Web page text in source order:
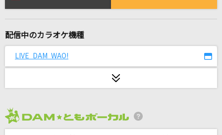
Butter-Fly
オラはにんきもの
BECAUSE YOU'RE MY SHAWTY
AK-69
配信中のカラオケ機種
LIVE DAM WAO!